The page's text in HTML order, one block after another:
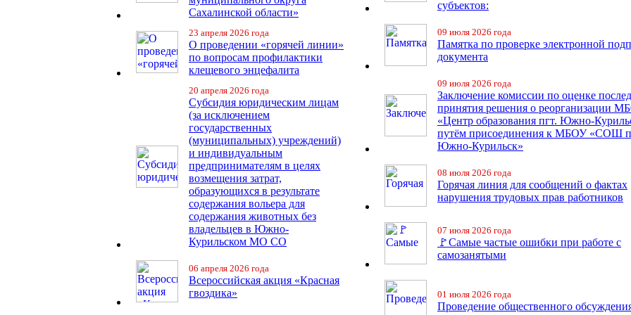
Сахалинской области»
23 апреля 2026 года
О проведении «горячей линии»
по вопросам профилактики
клещевого энцефалита
20 апреля 2026 года
Субсидия юридическим лицам
(за исключением
государственных
(муниципальных) учреждений)
и индивидуальным
предпринимателям в целях
возмещения затрат,
образующихся в результате
содержания вольера для
содержания животных без
владельцев в Южно-
Курильском МО СО
06 апреля 2026 года
Всероссийская акция «Красная
гвоздика»
субъектов:
09 июля 2026 года
Памятка по проверке электронной
документа
09 июля 2026 года
Заключение комиссии по оценке
принятия решения о реорганизации
«Центр образования пгт. Южно-
путём присоединения к МБОУ «СОШ
Южно-Курильск»
08 июля 2026 года
Горячая линия для сообщений о фактах
нарушения трудовых прав работников
07 июля 2026 года
🚩Самые частые ошибки при работе с
самозанятыми
01 июля 2026 года
Проведение общественного